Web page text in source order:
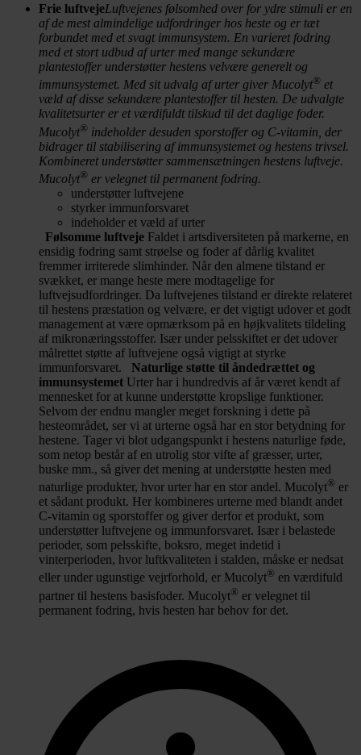
Frie luftvejeLuftvejenes følsomhed over for ydre stimuli er en
af de mest almindelige udfordringer hos heste og er tæt
forbundet med et svagt immunsystem. En varieret fodring
med et stort udbud af urter med mange sekundære
plantestoffer understøtter hestens velvære generelt og
immunsystemet. Med sit udvalg af urter giver Mucolyt® et
væld af disse sekundære plantestoffer til hesten. De udvalgte
kvalitetsurter er et værdifuldt tilskud til det daglige foder.
Mucolyt® indeholder desuden sporstoffer og C-vitamin, der
bidrager til stabilisering af immunsystemet og hestens trivsel.
Kombineret understøtter sammensætningen hestens luftveje.
Mucolyt® er velegnet til permanent fodring.
understøtter luftvejene
styrker immunforsvaret
indeholder et væld af urter
Følsomme luftveje Faldet i artsdiversiteten på markerne, en
ensidig fodring samt strøelse og foder af dårlig kvalitet
fremmer irriterede slimhinder. Når den almene tilstand er
svækket, er mange heste mere modtagelige for
luftvejsudfordringer. Da luftvejenes tilstand er direkte relateret
til hestens præstation og velvære, er det vigtigt udover et godt
management at være opmærksom på en højkvalitets tildeling
af mikronæringsstoffer. Især under pelsskiftet er det udover
målrettet støtte af luftvejene også vigtigt at styrke
immunforsvaret. Naturlige støtte til åndedrættet og
immunsystemet Urter har i hundredvis af år været kendt af
mennesket for at kunne understøtte kropslige funktioner.
Selvom der endnu mangler meget forskning i dette på
hesteområdet, ser vi at urterne også har en stor betydning for
hestene. Tager vi blot udgangspunkt i hestens naturlige føde,
som netop består af en utrolig stor vifte af græsser, urter,
buske mm., så giver det mening at understøtte hesten med
naturlige produkter, hvor urter har en stor andel. Mucolyt® er
et sådant produkt. Her kombineres urterne med blandt andet
C-vitamin og sporstoffer og giver derfor et produkt, som
understøtter luftvejene og immunforsvaret. Især i belastede
perioder, som pelsskifte, boksro, meget indetid i
vinterperioden, hvor luftkvaliteten i stalden, måske er nedsat
eller under ugunstige vejrforhold, er Mucolyt® en værdifuld
partner til hestens basisfoder. Mucolyt® er velegnet til
permanent fodring, hvis hesten har behov for det.